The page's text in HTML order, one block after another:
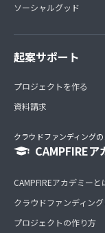
ソーシャルグッド
起案サポート
プロジェクトを作る
資料請求
クラウドファンディング
CAMPFIREア
CAMPFIREアカデミーと
クラウドファンディン
プロジェクトの作り方